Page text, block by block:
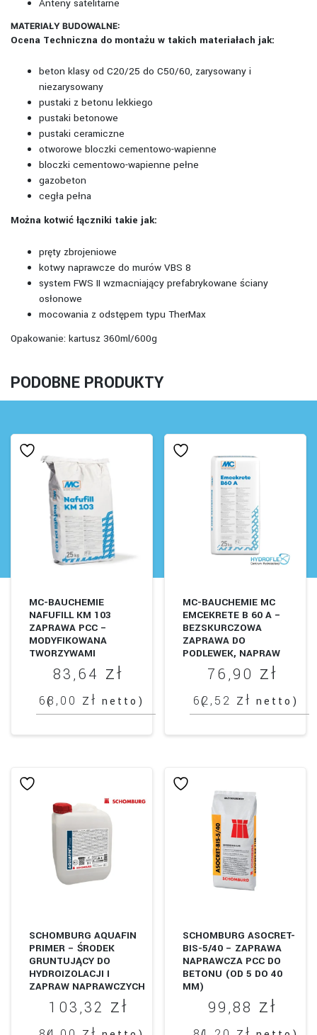
Anteny satelitarne
MATERIAŁY BUDOWALNE:
Ocena Techniczna do montażu w takich materiałach jak:
beton klasy od C20/25 do C50/60, zarysowany i
niezarysowany
pustaki z betonu lekkiego
pustaki betonowe
pustaki ceramiczne
otworowe bloczki cementowo-wapienne
bloczki cementowo-wapienne pełne
gazobeton
cegła pełna
Można kotwić łączniki takie jak:
pręty zbrojeniowe
kotwy naprawcze do murów VBS 8
system FWS II wzmacniający prefabrykowane ściany
osłonowe
mocowania z odstępem typu TherMax
Opakowanie: kartusz 360ml/600g
PODOBNE PRODUKTY
MC-BAUCHEMIE
NAFUFILL KM 103
ZAPRAWA PCC –
MODYFIKOWANA
TWORZYWAMI
SZTUCZNYMI
SZPACHLÓWKA OD 1 DO
83,64 zł
(
68,00 zł netto)
MC-BAUCHEMIE MC
EMCEKRETE B 60 A –
BEZSKURCZOWA
ZAPRAWA DO
PODLEWEK, NAPRAW
BETONU I KOTWIENIA.
76,90 zł
(
62,52 zł netto)
SCHOMBURG AQUAFIN
PRIMER – ŚRODEK
GRUNTUJĄCY DO
HYDROIZOLACJI I
ZAPRAW NAPRAWCZYCH
OP. 5L103,32 zł
SCHOMBURG ASOCRET-
BIS-5/40 – ZAPRAWA
NAPRAWCZA PCC DO
BETONU (OD 5 DO 40
MM)
99,88 zł